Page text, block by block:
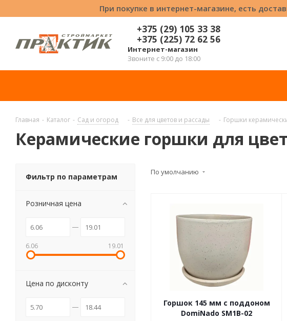
При покупке в интернет-магазине, есть
+375 (29) 105 33 38
+375 (225) 72 62 56
Интернет-магазин
Звоните с 9:00 до 18:00
Главная - Каталог - Сад и огород - Все для цветов и рассады - Горшки
Керамические горшки для
По умолчанию
Горшок 145 мм с поддоном
DomiNado SM1B-02
Фильтр по параметрам
Розничная цена
6.06 19.01
Цена по дисконту